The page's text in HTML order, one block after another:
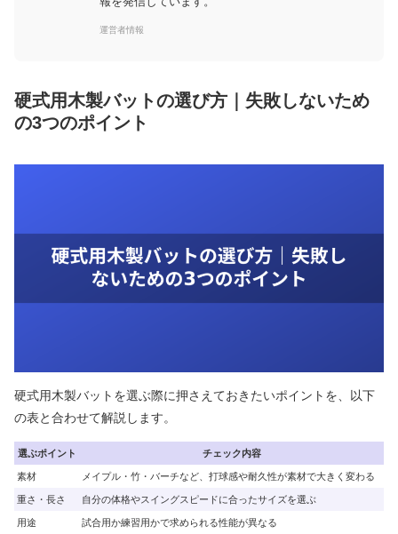
運営者情報
硬式用木製バットの選び方｜失敗しないため
の3つのポイント
硬式用木製バットを選ぶ際に押さえておきたいポイントを、以下
の表と合わせて解説します。
選ぶポイント チェック内容
素材 メイプル・竹・バーチなど、打球感や耐久性が素材で大きく変わる
重さ・長さ 自分の体格やスイングスピードに合ったサイズを選ぶ
用途 試合用か練習用かで求められる性能が異なる